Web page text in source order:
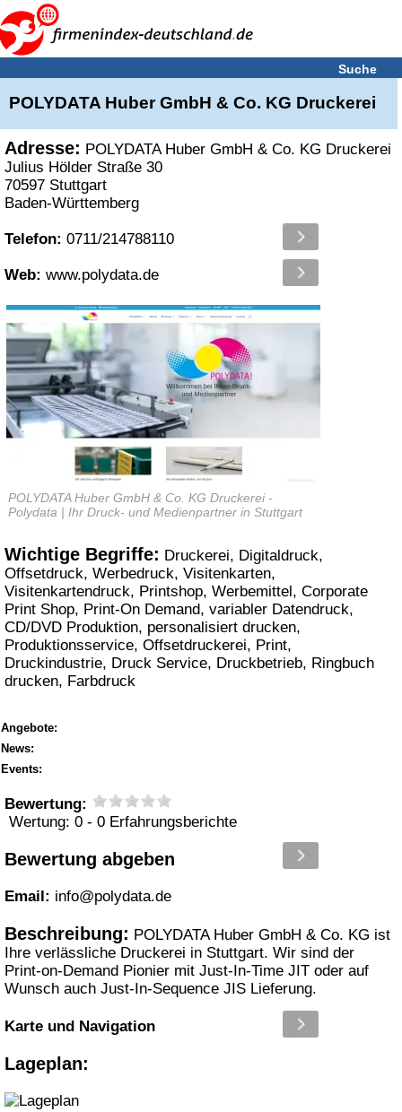
Suche
POLYDATA Huber GmbH & Co. KG Druckerei
Adresse: POLYDATA Huber GmbH & Co. KG Druckerei
Julius Hölder Straße 30
70597 Stuttgart
Baden-Württemberg
Telefon: 0711/214788110
Web: www.polydata.de
POLYDATA Huber GmbH & Co. KG Druckerei -
Polydata | Ihr Druck- und Medienpartner in Stuttgart
Wichtige Begriffe: Druckerei, Digitaldruck,
Offsetdruck, Werbedruck, Visitenkarten,
Visitenkartendruck, Printshop, Werbemittel, Corporate
Print Shop, Print-On Demand, variabler Datendruck,
CD/DVD Produktion, personalisiert drucken,
Produktionsservice, Offsetdruckerei, Print,
Druckindustrie, Druck Service, Druckbetrieb, Ringbuch
drucken, Farbdruck
Angebote:
News:
Events:
Bewertung:
Wertung: 0 - 0 Erfahrungsberichte
Bewertung abgeben
Email: info@polydata.de
Beschreibung: POLYDATA Huber GmbH & Co. KG ist
Ihre verlässliche Druckerei in Stuttgart. Wir sind der
Print-on-Demand Pionier mit Just-In-Time JIT oder auf
Wunsch auch Just-In-Sequence JIS Lieferung.
Karte und Navigation
Lageplan: